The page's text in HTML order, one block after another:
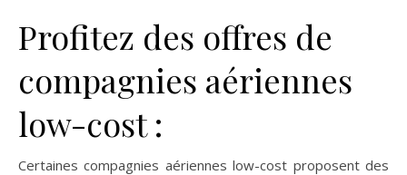
Profitez des offres de
compagnies aériennes
low-cost :
Certaines compagnies aériennes low-cost proposent des